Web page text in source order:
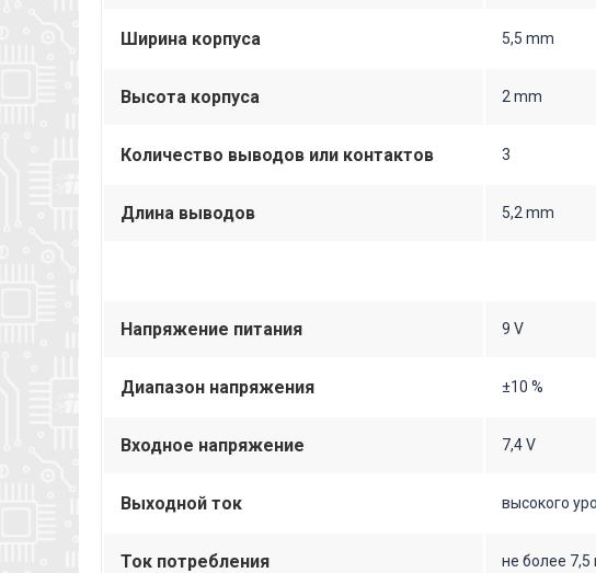
Ширина корпуса 5,5 mm
Высота корпуса 2 mm
Количество выводов или контактов 3
Длина выводов 5,2 mm
Напряжение питания 9 V
Диапазон напряжения ±10 %
Входное напряжение 7,4 V
Выходной ток высокого
Ток потребления не более 7,5